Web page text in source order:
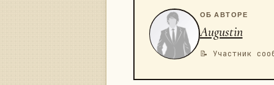
ОБ АВТОРЕ
Augustin
📝 Участник